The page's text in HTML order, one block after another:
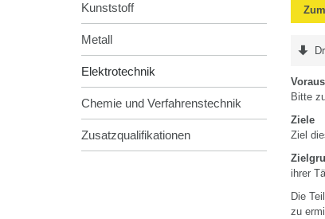
Kunststoff
Metall
Elektrotechnik
Chemie und Verfahrenstechnik
Zusatzqualifikationen
Bitte
Ziele
Ziel
ihrer
Die
zu